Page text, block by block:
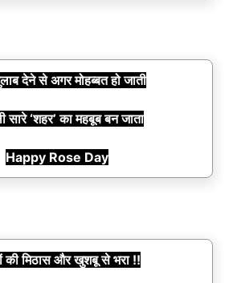
देने से अगर मोहब्बत हो जाती
सारे ‘शहर’ का महबूब बन जाता
Happy Rose Day
की मिठास और खुशबू से भरा !!